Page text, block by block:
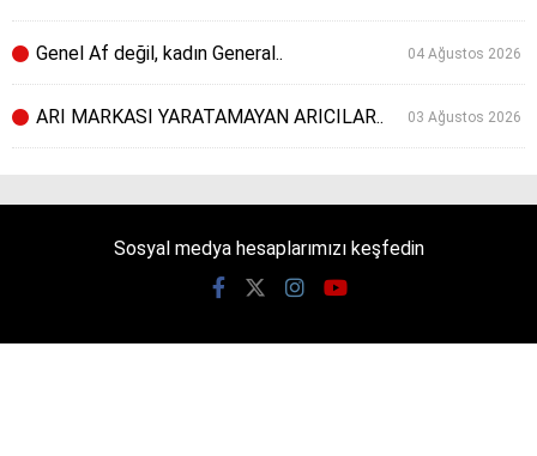
Genel Af değil, kadın General.. 04 Ağustos 2026
ARI MARKASI YARATAMAYAN ARICILAR.. 03 Ağustos 2026
Sosyal medya hesaplarımızı keşfedin